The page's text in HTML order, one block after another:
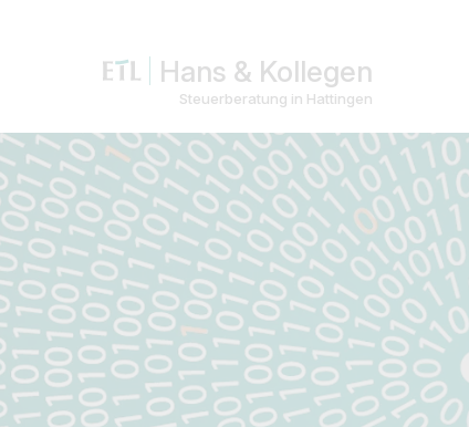
Hans & Kollegen
Steuerberatung in Hattingen